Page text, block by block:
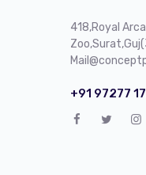
418,Royal
+91 97277